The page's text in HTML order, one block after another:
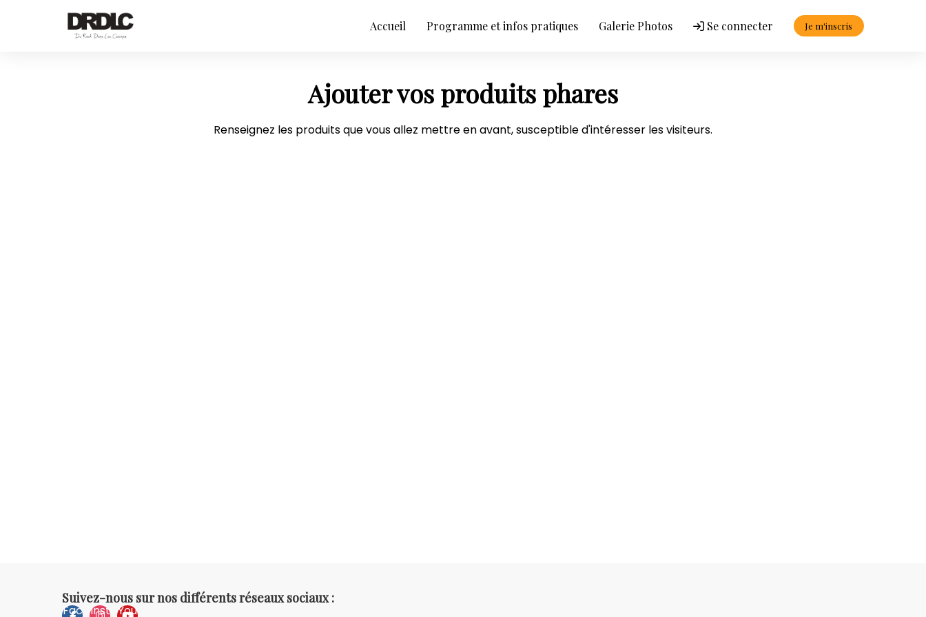
Accueil Programme et infos pratiques Galerie Photos Se connecter Je m'inscris
Ajouter vos produits phares
Renseignez les produits que vous allez mettre en avant, susceptible d'intéresser les visiteurs.
Suivez-nous sur nos différents réseaux sociaux :
Fac Inst You